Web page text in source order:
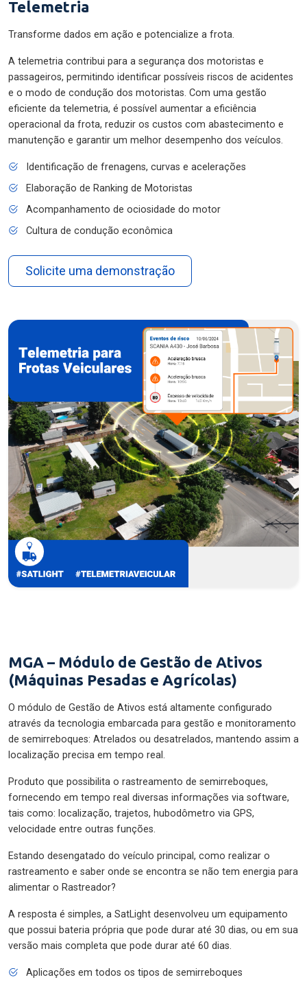
Telemetria
Transforme dados em ação e potencialize a frota.
A telemetria contribui para a segurança dos motoristas e
passageiros, permitindo identificar possíveis riscos de acidentes
e o modo de condução dos motoristas. Com uma gestão
eficiente da telemetria, é possível aumentar a eficiência
operacional da frota, reduzir os custos com abastecimento e
manutenção e garantir um melhor desempenho dos veículos.
Identificação de frenagens, curvas e acelerações
Elaboração de Ranking de Motoristas
Acompanhamento de ociosidade do motor
Cultura de condução econômica
Solicite uma demonstração
MGA – Módulo de Gestão de Ativos
(Máquinas Pesadas e Agrícolas)
O módulo de Gestão de Ativos está altamente configurado
através da tecnologia embarcada para gestão e monitoramento
de semirreboques: Atrelados ou desatrelados, mantendo assim a
localização precisa em tempo real.
Produto que possibilita o rastreamento de semirreboques,
fornecendo em tempo real diversas informações via software,
tais como: localização, trajetos, hubodômetro via GPS,
velocidade entre outras funções.
Estando desengatado do veículo principal, como realizar o
rastreamento e saber onde se encontra se não tem energia para
alimentar o Rastreador?
A resposta é simples, a SatLight desenvolveu um equipamento
que possui bateria própria que pode durar até 30 dias, ou em sua
versão mais completa que pode durar até 60 dias.
Aplicações em todos os tipos de semirreboques